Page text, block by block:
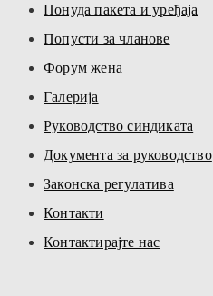
Понуда пакета и уређаја
Попусти за чланове
Форум жена
Галерија
Руководство синдиката
Документа за руководство
Законска регулатива
Контакти
Контактирајте нас